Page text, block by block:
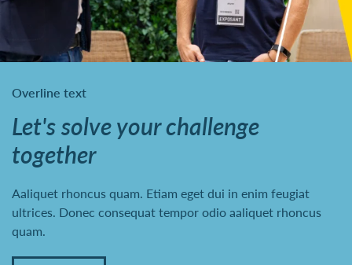
Overline text
Let's solve your challenge
together
Aaliquet rhoncus quam. Etiam eget dui in enim feugiat
ultrices. Donec consequat tempor odio aaliquet rhoncus
quam.